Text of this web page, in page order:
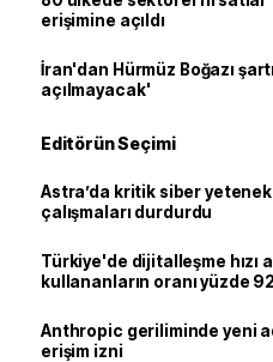
erişimine açıldı
İran'dan Hürmüz Boğazı
açılmayacak'
Editörün Seçimi
Astra’da kritik siber
çalışmaları durdurdu
Türkiye'de dijitalleşme hızı
kullananların oranı yüzde
Anthropic geriliminde yeni
erişim izni